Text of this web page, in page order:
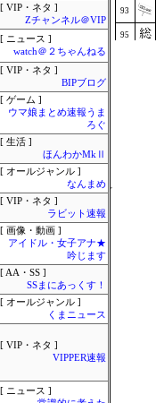
[ VIP・ネタ ]
Zチャンネル＠VIP
[ ニュース ]
watch＠２ちゃんねる
[ VIP・ネタ ]
BIPブログ
[ ゲーム ]
ウマ娘まとめ速報うま
ろぐ
[ 生活 ]
ほんわかMkⅡ
[ オールジャンル ]
なんまめ
[ VIP・ネタ ]
ラビット速報
[ 画像・動画 ]
アイドル・女子アナ★
吟じます
[ AA・SS ]
SSまにあっくす！
[ オールジャンル ]
くまニュース
[ VIP・ネタ ]
VIPPER速報
[ ニュース ]
93
95